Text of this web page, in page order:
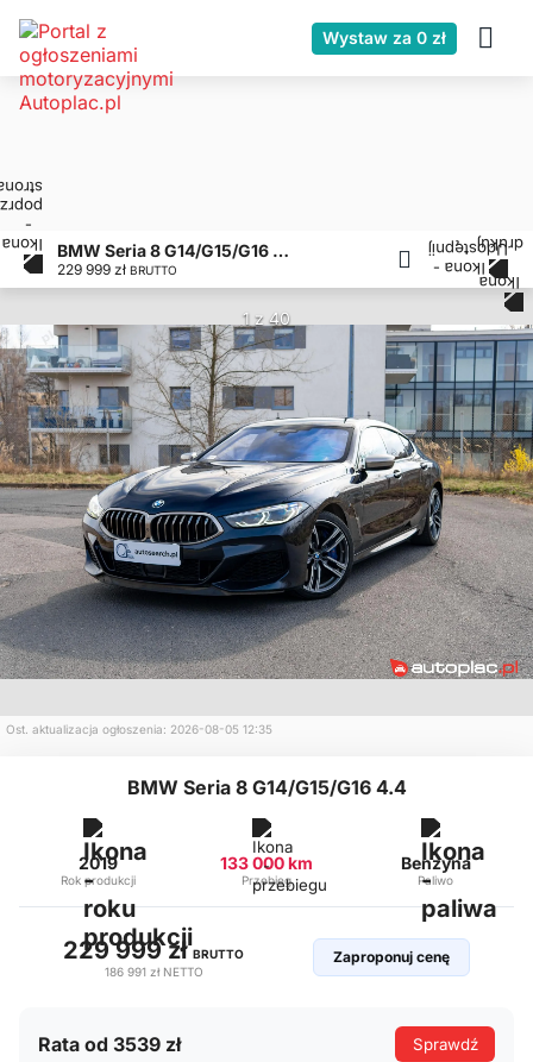
Wystaw za 0 zł
BMW Seria 8 G14/G15/G16 4.4
229 999 zł BRUTTO
1 z 40
Ost. aktualizacja ogłoszenia: 2026-08-05 12:35
BMW Seria 8 G14/G15/G16 4.4
2019
Rok produkcji
133 000 km
Przebieg
Benzyna
Paliwo
229 999 złBRUTTO
186 991 zł NETTO
Zaproponuj cenę
Rata od 3539 zł Sprawdź